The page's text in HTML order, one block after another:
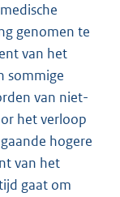
genomen te
van het
sommige
van niet-
het verloop
hogere
van het
gaat om